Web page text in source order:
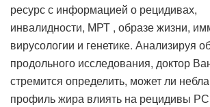
ресурс с информацией о рецидивах,
инвалидности, МРТ , образе жизни,
вирусологии и генетике. Анализируя
продольного исследования, доктор
стремится определить, может ли
профиль жира влиять на рецидивы